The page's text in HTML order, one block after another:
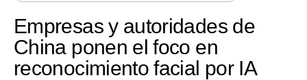
Economía
Mercados
Empresas y autoridades de
China ponen el foco en
reconocimiento facial por IA